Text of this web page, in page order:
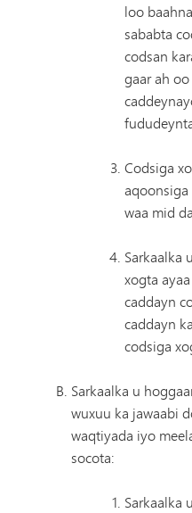
loo
sababta
codsan
gaar ah
Codsiga
waa mid
Sarkaalka
xogta
caddayn
caddayn
codsiga
Sarkaalka u
wuxuu ka jawaabi
waqtiyada iyo
socota:
Sarkaalka